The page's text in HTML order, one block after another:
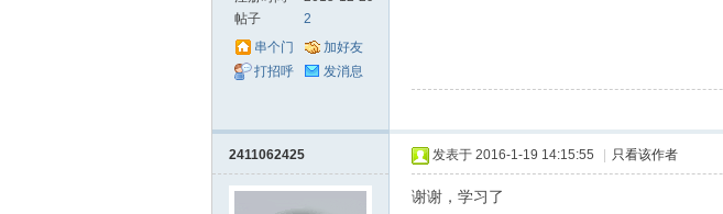
帖子
2
串个门
加好友
打招呼
发消息
2411062425 发表于 2016-1-19 14:15:55 只看该作者
谢谢，学习了